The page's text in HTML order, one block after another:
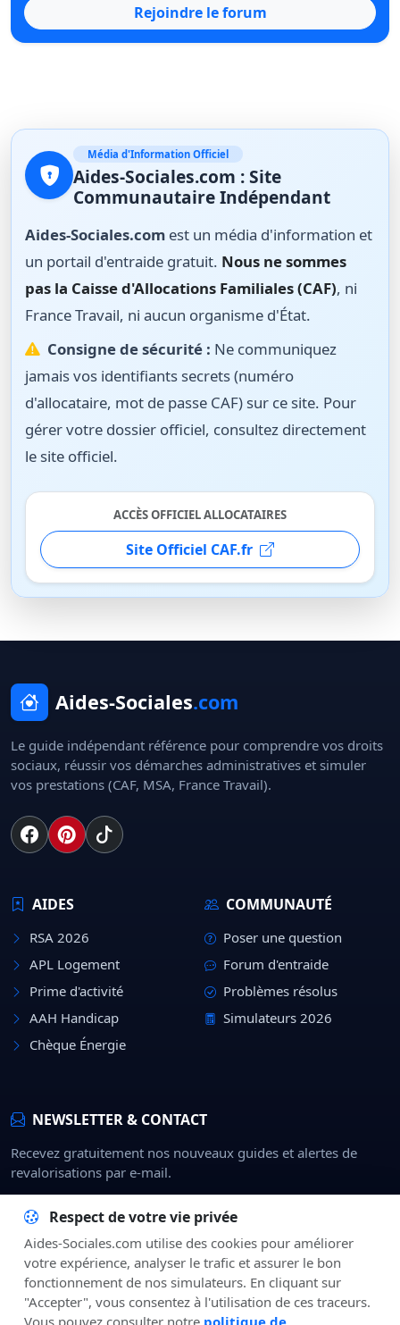
Rejoindre le forum
Média d'Information Officiel
Aides-Sociales.com : Site
Communautaire Indépendant
Aides-Sociales.com est un média d'information et
un portail d'entraide gratuit. Nous ne sommes
pas la Caisse d'Allocations Familiales (CAF), ni
France Travail, ni aucun organisme d'État.
Consigne de sécurité : Ne communiquez
jamais vos identifiants secrets (numéro
d'allocataire, mot de passe CAF) sur ce site. Pour
gérer votre dossier officiel, consultez directement
le site officiel.
ACCÈS OFFICIEL ALLOCATAIRES
Site Officiel CAF.fr
Aides-Sociales.com
Le guide indépendant référence pour comprendre vos droits
sociaux, réussir vos démarches administratives et simuler
vos prestations (CAF, MSA, France Travail).
AIDES
RSA 2026
APL Logement
Prime d'activité
AAH Handicap
Chèque Énergie
COMMUNAUTÉ
Poser une question
Forum d'entraide
Problèmes résolus
Simulateurs 2026
NEWSLETTER & CONTACT
Recevez gratuitement nos nouveaux guides et alertes de
revalorisations par e-mail.
À Propos CGUConfidentialitéMentions LégalesContact
Respect de votre vie privée
Aides-Sociales.com utilise des cookies pour améliorer
votre expérience, analyser le trafic et assurer le bon
fonctionnement de nos simulateurs. En cliquant sur
"Accepter", vous consentez à l'utilisation de ces traceurs.
Vous pouvez consulter notre politique de